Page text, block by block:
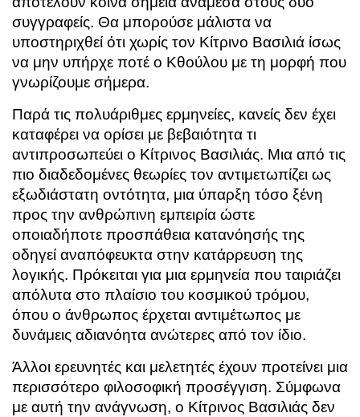
συγγραφείς. Θα μπορούσε μάλιστα να
υποστηριχθεί ότι χωρίς τον Κίτρινο Βασιλιά ίσως
να μην υπήρχε ποτέ ο Κθούλου με τη μορφή που
γνωρίζουμε σήμερα.
Παρά τις πολυάριθμες ερμηνείες, κανείς δεν έχει
καταφέρει να ορίσει με βεβαιότητα τι
αντιπροσωπεύει ο Κίτρινος Βασιλιάς. Μια από τις
πιο διαδεδομένες θεωρίες τον αντιμετωπίζει ως
εξωδιάστατη οντότητα, μια ύπαρξη τόσο ξένη
προς την ανθρώπινη εμπειρία ώστε
οποιαδήποτε προσπάθεια κατανόησής της
οδηγεί αναπόφευκτα στην κατάρρευση της
λογικής. Πρόκειται για μια ερμηνεία που ταιριάζει
απόλυτα στο πλαίσιο του κοσμικού τρόμου,
όπου ο άνθρωπος έρχεται αντιμέτωπος με
δυνάμεις αδιανόητα ανώτερες από τον ίδιο.
Άλλοι ερευνητές και μελετητές έχουν προτείνει μια
περισσότερο φιλοσοφική προσέγγιση. Σύμφωνα
με αυτή την ανάγνωση, ο Κίτρινος Βασιλιάς δεν